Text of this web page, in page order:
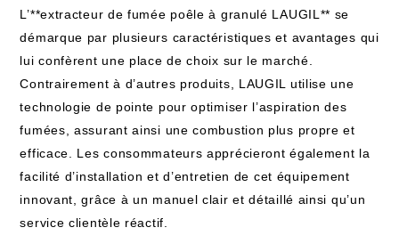
L’**extracteur de fumée poêle à granulé LAUGIL** se
démarque par plusieurs caractéristiques et avantages qui
lui confèrent une place de choix sur le marché.
Contrairement à d’autres produits, LAUGIL utilise une
technologie de pointe pour optimiser l’aspiration des
fumées, assurant ainsi une combustion plus propre et
efficace. Les consommateurs apprécieront également la
facilité d’installation et d’entretien de cet équipement
innovant, grâce à un manuel clair et détaillé ainsi qu’un
service clientèle réactif.